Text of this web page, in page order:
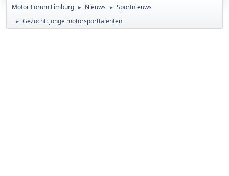
Motor Forum Limburg ► Nieuws ► Sportnieuws
► Gezocht: jonge motorsporttalenten